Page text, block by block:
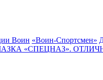
Воин «Воин-Спортсмен»
«СПЕЦНАЗ».